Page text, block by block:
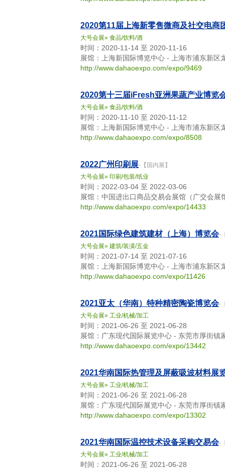
2020第11届上海新零售微商及社交电商
大号会展» 食品/饮料/酒
时间：2020-11-14 至 2020-11-16
展馆：上海新国际博览中心 - 上海市浦东新区
http://www.dahaoexpo.com/expo/9469
2020第十三届iFresh亚洲果蔬产业博览
大号会展» 食品/饮料/酒
时间：2020-11-10 至 2020-11-12
展馆：上海新国际博览中心 - 上海市浦东新区
http://www.dahaoexpo.com/expo/8508
2022广州印刷展-【国内展】
大号会展» 印刷/包装/纸业
时间：2022-03-04 至 2022-03-06
展馆：中国进出口商品交易会展馆（广交会
http://www.dahaoexpo.com/expo/14433
2021国际绿色建筑建材（上海）博览会-
大号会展» 建筑/装潢/五金
时间：2021-07-14 至 2021-07-16
展馆：上海新国际博览中心 - 上海市浦东新区
http://www.dahaoexpo.com/expo/11426
2021亚太（华南）特种精密陶瓷博览会-
大号会展» 工业/机械/加工
时间：2021-06-26 至 2021-06-28
展馆：广东现代国际展览中心 - 东莞市厚街镇
http://www.dahaoexpo.com/expo/13442
2021华南国际热管理及屏蔽吸波材料展
大号会展» 工业/机械/加工
时间：2021-06-26 至 2021-06-28
展馆：广东现代国际展览中心 - 东莞市厚街镇
http://www.dahaoexpo.com/expo/13302
2021华南国际温控技术设备采购交易会-
大号会展» 工业/机械/加工
时间：2021-06-26 至 2021-06-28